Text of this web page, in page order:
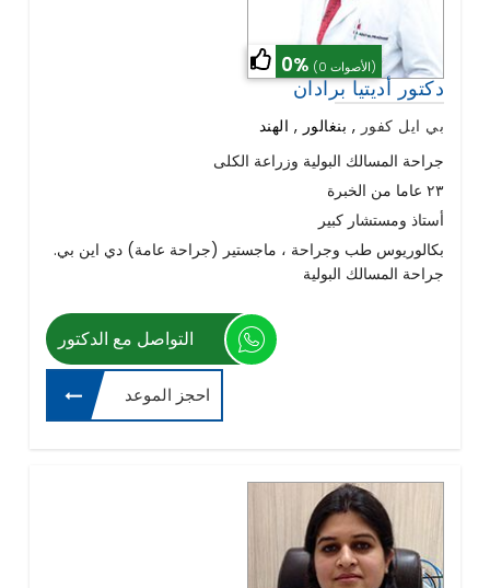
0% (0 الأصوات)
دكتور أديتيا برادان
بي ايل كفور , بنغالور , الهند
جراحة المسالك البولية وزراعة الكلى
٢٣ عاما من الخبرة
أستاذ ومستشار كبير
بكالوريوس طب وجراحة ، ماجستير (جراحة عامة) دي اين بي.
جراحة المسالك البولية
التواصل مع الدكتور
احجز الموعد